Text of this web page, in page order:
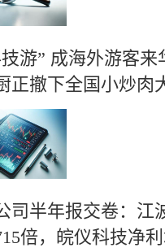
游” 成海外游客来
正撤下全国小炒肉
司半年报交卷：江
倍，皖仪科技净